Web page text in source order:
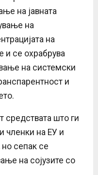
на јавната
на
на
и се охрабрува
на системски
и
средствата што ги
членки на ЕУ и
сепак се
на сојузите со